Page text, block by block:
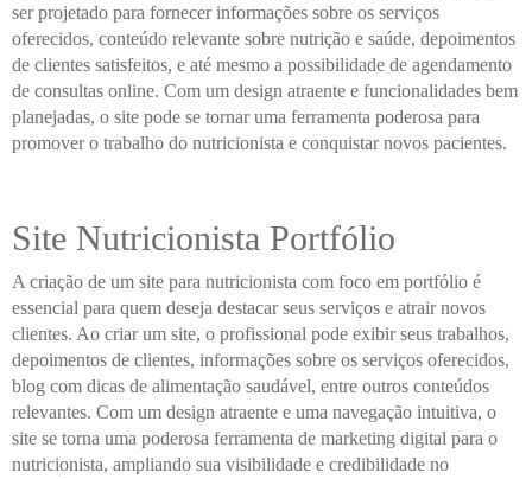
ser projetado para fornecer informações sobre os serviços
oferecidos, conteúdo relevante sobre nutrição e saúde, depoimentos
de clientes satisfeitos, e até mesmo a possibilidade de agendamento
de consultas online. Com um design atraente e funcionalidades bem
planejadas, o site pode se tornar uma ferramenta poderosa para
promover o trabalho do nutricionista e conquistar novos pacientes.
Site Nutricionista Portfólio
A criação de um site para nutricionista com foco em portfólio é
essencial para quem deseja destacar seus serviços e atrair novos
clientes. Ao criar um site, o profissional pode exibir seus trabalhos,
depoimentos de clientes, informações sobre os serviços oferecidos,
blog com dicas de alimentação saudável, entre outros conteúdos
relevantes. Com um design atraente e uma navegação intuitiva, o
site se torna uma poderosa ferramenta de marketing digital para o
nutricionista, ampliando sua visibilidade e credibilidade no